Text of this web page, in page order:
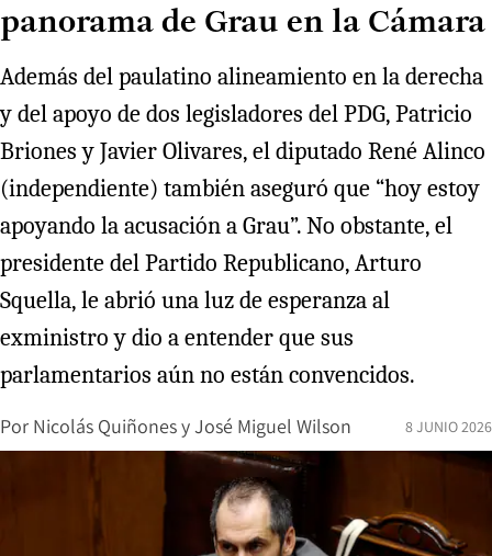
panorama de Grau en la Cámara
Además del paulatino alineamiento en la derecha
y del apoyo de dos legisladores del PDG, Patricio
Briones y Javier Olivares, el diputado René Alinco
(independiente) también aseguró que “hoy estoy
apoyando la acusación a Grau”. No obstante, el
presidente del Partido Republicano, Arturo
Squella, le abrió una luz de esperanza al
exministro y dio a entender que sus
parlamentarios aún no están convencidos.
Por Nicolás QuiñonesyJosé Miguel Wilson 8 JUNIO 2026